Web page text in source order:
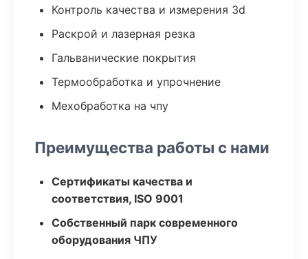
Контроль качества и измерения 3d
Раскрой и лазерная резка
Гальванические покрытия
Термообработка и упрочнение
Мехобработка на чпу
Преимущества работы с нами
Сертификаты качества и
соответствия, ISO 9001
Собственный парк современного
оборудования ЧПУ